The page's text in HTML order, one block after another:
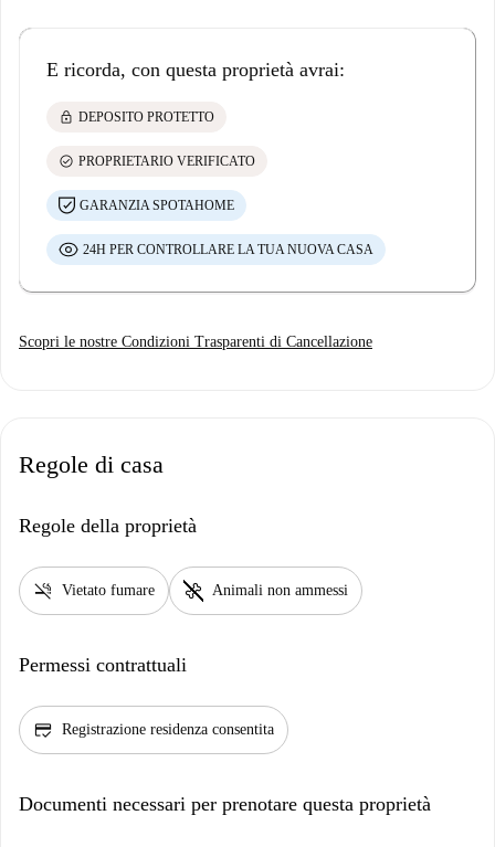
E ricorda, con questa proprietà avrai:
lock DEPOSITO PROTETTO
check_circle PROPRIETARIO VERIFICATO
GARANZIA SPOTAHOME
24H PER CONTROLLARE LA TUA NUOVA CASA
Scopri le nostre Condizioni Trasparenti di Cancellazione
Regole di casa
Regole della proprietà
smoke_free Vietato fumare pet_supplies Animali non ammessi
Permessi contrattuali
credit_score Registrazione residenza consentita
Documenti necessari per prenotare questa proprietà